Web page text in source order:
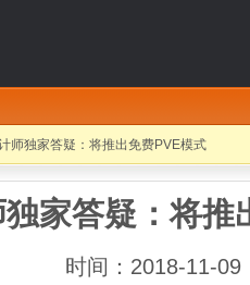
师独家答疑：将推出免费PVE模式
家答疑：将推
时间：2018-11-09